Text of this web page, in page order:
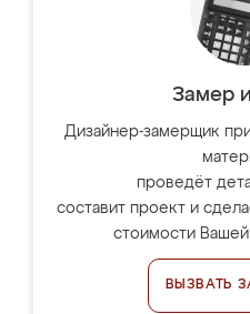
Замер
Дизайнер-замерщик
проведёт
составит проект и
стоимости
ВЫЗВАТЬ